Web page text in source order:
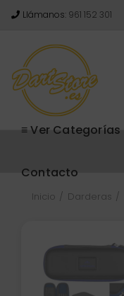
Llámanos: 961 152 301
≡ Ver Categorías
Contacto
Inicio Darderas